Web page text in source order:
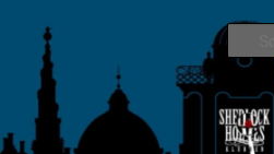
primært
indholdSHERLOCK
DANMARK